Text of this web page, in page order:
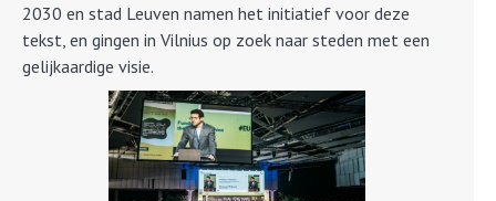
2030 en stad Leuven namen het initiatief voor deze
tekst, en gingen in Vilnius op zoek naar steden met een
gelijkaardige visie.